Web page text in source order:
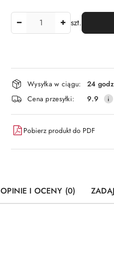
szt.
Dostępność
i
dostawa
Wysyłka w ciągu:
24
Cena przesyłki:
9.9
Pobierz produkt do PDF
OPINIE I OCENY (0)